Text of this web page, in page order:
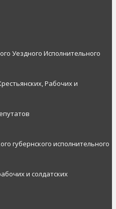
Уездного Исполнительного
Рабочих и
губернского исполнительного
и солдатских